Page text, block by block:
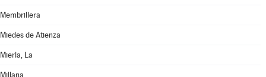
Membrillera
Miedes de Atienza
Mierla, La
Millana